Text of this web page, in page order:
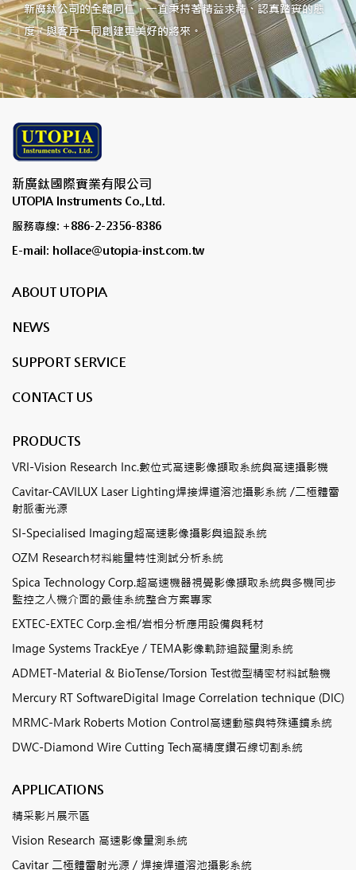
新廣鈦公司的全體同仁，一直秉持著精益求精、認真踏實的態
度，與客戶一同創建更美好的將來。
新廣鈦國際實業有限公司
UTOPIA Instruments Co.,Ltd.
服務專線: +886-2-2356-8386
E-mail: hollace@utopia-inst.com.tw
ABOUT UTOPIA
NEWS
SUPPORT SERVICE
CONTACT US
PRODUCTS
VRI-Vision Research Inc.數位式高速影像擷取系統與高速攝影機
Cavitar-CAVILUX Laser Lighting焊接焊道溶池攝影系統 /二極體雷
射脈衝光源
SI-Specialised Imaging超高速影像攝影與追蹤系統
OZM Research材料能量特性測試分析系統
Spica Technology Corp.超高速機器視覺影像擷取系統與多機同步
監控之人機介面的最佳系統整合方案專家
EXTEC-EXTEC Corp.金相/岩相分析應用設備與耗材
Image Systems TrackEye / TEMA影像軌跡追蹤量測系統
ADMET-Material & BioTense/Torsion Test微型精密材料試驗機
Mercury RT SoftwareDigital Image Correlation technique (DIC)
MRMC-Mark Roberts Motion Control高速動態與特殊運鏡系統
DWC-Diamond Wire Cutting Tech高精度鑽石線切割系統
APPLICATIONS
精采影片展示區
Vision Research 高速影像量測系統
Cavitar 二極體雷射光源 / 焊接焊道溶池攝影系統